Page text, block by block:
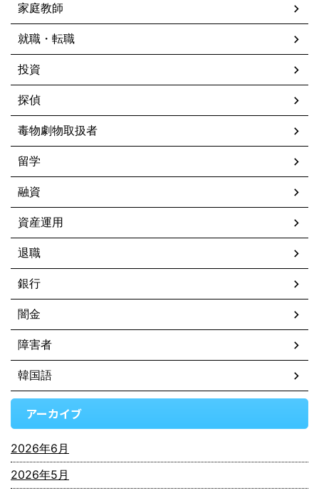
家庭教師
就職・転職
投資
探偵
毒物劇物取扱者
留学
融資
資産運用
退職
銀行
闇金
障害者
韓国語
アーカイブ
2026年6月
2026年5月